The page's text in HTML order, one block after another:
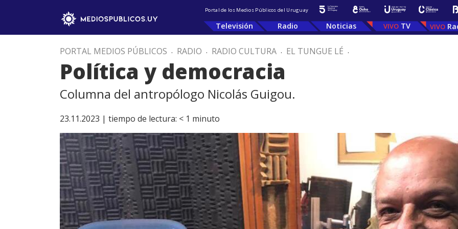
Portal de los Medios Públicos del Uruguay
Televisión Radio Noticias TV
PORTAL MEDIOS PÚBLICOS . RADIO . RADIO CULTURA . EL TUNGUE LÉ .
Política y democracia
Columna del antropólogo Nicolás Guigou.
23.11.2023 | tiempo de lectura: < 1 minuto